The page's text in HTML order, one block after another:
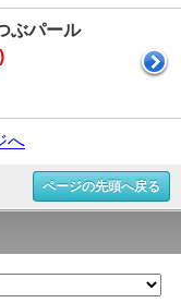
ぶパール
へ
ページの先頭へ戻る